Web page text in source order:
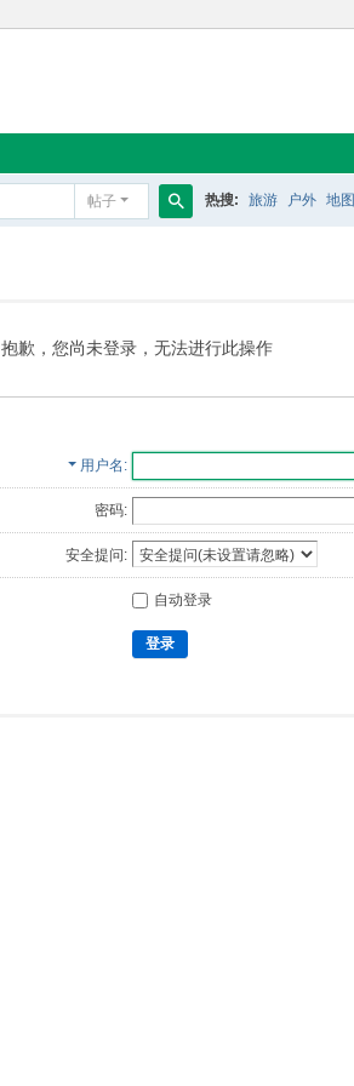
帖子 热搜: 旅游 户外 地图
抱歉，您尚未登录，无法进行此操作
用户名
密码:
安全提问:
自动登录
登录